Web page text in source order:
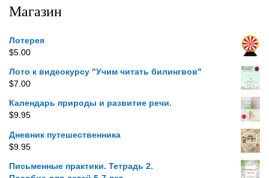
Магазин
Лотерея
$5.00
Лото к видеокурсу "Учим читать билингвов"
$7.00
Календарь природы и развитие речи.
$9.95
Дневник путешественника
$9.95
Письменные практики. Тетрадь 2.